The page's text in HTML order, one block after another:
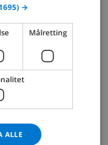
NORWEGIAN
→
Målretting
ALLE